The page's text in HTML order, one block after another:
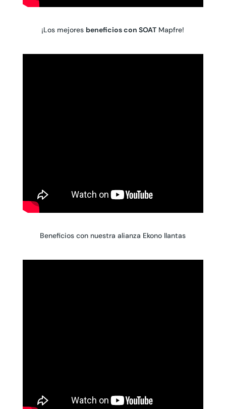
¡Los mejores beneficios con SOAT Mapfre!
Beneficios con nuestra alianza Ekono llantas